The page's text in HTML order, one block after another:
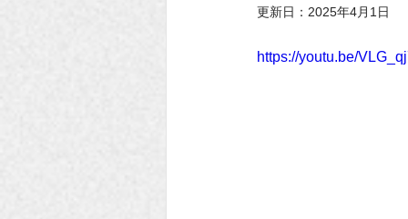
更新日： 2025年4月1日
https://youtu.be/